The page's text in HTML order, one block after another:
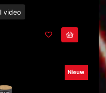
video
Nieuw